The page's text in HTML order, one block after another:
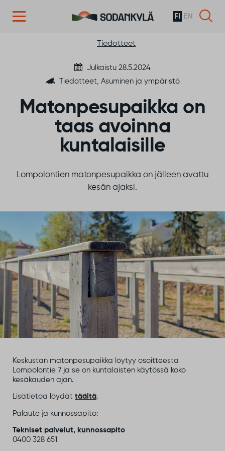
FI EN
Tiedotteet
Julkaistu 28.5.2024
Tiedotteet, Asuminen ja ympäristö
Matonpesupaikka on
taas avoinna
kuntalaisille
Lompolontien matonpesupaikka on jälleen avattu
kesän ajaksi.
Keskustan matonpesupaikka löytyy osoitteesta
Lompolontie 7 ja se on kuntalaisten käytössä koko
kesäkauden ajan.
Lisätietoa löydät täältä.
Palaute ja kunnossapito:
Tekniset palvelut, kunnossapito
0400 328 651